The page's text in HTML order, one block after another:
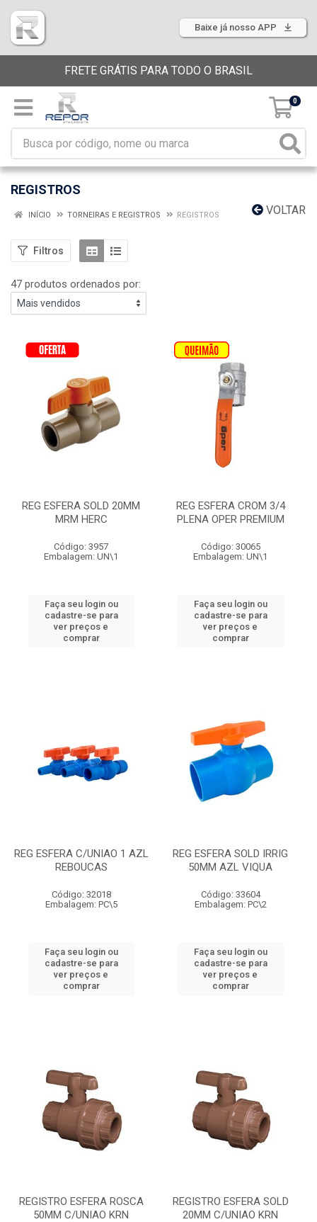
Baixe já nosso APP
FRETE GRÁTIS PARA TODO O BRASIL
0
REGISTROS
VOLTAR
INÍCIO TORNEIRAS E REGISTROS REGISTROS
Filtros
47 produtos ordenados por:
REG ESFERA SOLD 20MM
MRM HERC
Código: 3957
Embalagem: UN\1
Faça seu login ou
cadastre-se para
ver preços e
comprar
REG ESFERA CROM 3/4
PLENA OPER PREMIUM
Código: 30065
Embalagem: UN\1
Faça seu login ou
cadastre-se para
ver preços e
comprar
REG ESFERA C/UNIAO 1 AZL
REBOUCAS
Código: 32018
Embalagem: PC\5
Faça seu login ou
cadastre-se para
ver preços e
comprar
REG ESFERA SOLD IRRIG
50MM AZL VIQUA
Código: 33604
Embalagem: PC\2
Faça seu login ou
cadastre-se para
ver preços e
comprar
REGISTRO ESFERA ROSCA
50MM C/UNIAO KRN
REGISTRO ESFERA SOLD
20MM C/UNIAO KRN